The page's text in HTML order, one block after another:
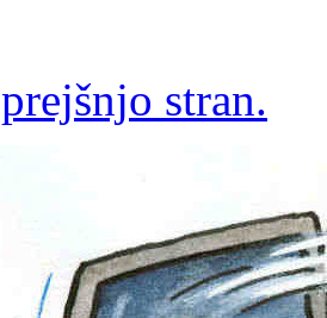
prejšnjo stran.